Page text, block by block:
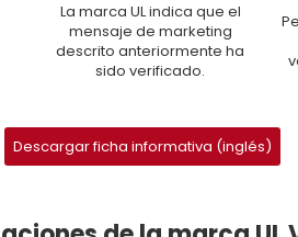
La marca UL indica que el
mensaje de marketing
descrito anteriormente ha
sido verificado.
Descargar ficha informativa (inglés)